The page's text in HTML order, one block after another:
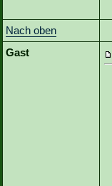
Nach oben
Gast